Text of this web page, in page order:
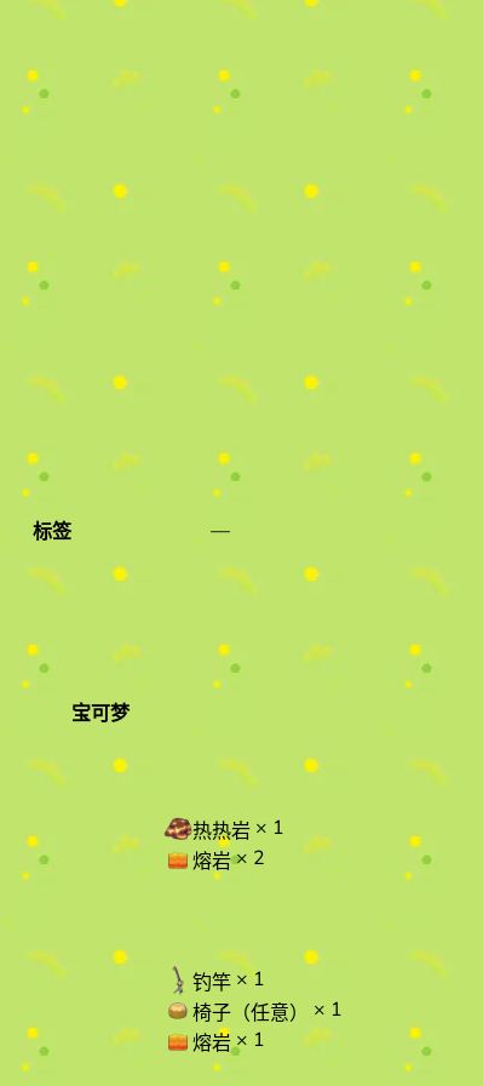
标签 —
宝可梦
热热岩 × 1
熔岩× 2
钓竿 × 1
椅子（任意）
× 1
熔岩× 1